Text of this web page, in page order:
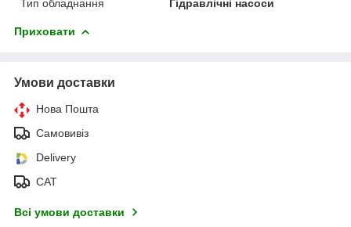
Тип обладнання
Гідравлічні насоси
Приховати
Умови доставки
Нова Пошта
Самовивіз
Delivery
САТ
Всі умови доставки